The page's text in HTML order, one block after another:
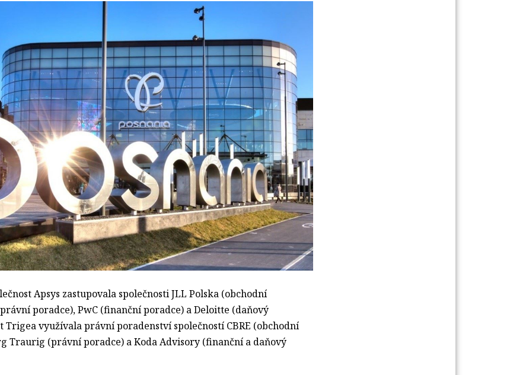
Apsys zastupovala společnosti JLL Polska (obchodní
poradce), PwC (finanční poradce) a Deloitte (daňový
Trigea využívala právní poradenství společností CBRE (obchodní
Traurig (právní poradce) a Koda Advisory (finanční a daňový